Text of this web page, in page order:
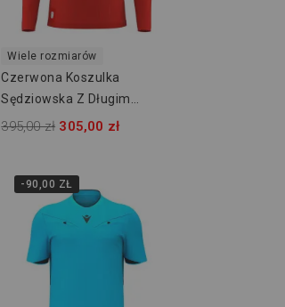
Wiele rozmiarów
Czerwona Koszulka
Sędziowska Z Długim
Rękawem Macron Mendez
395,00 zł 305,00 zł
-90,00 ZŁ